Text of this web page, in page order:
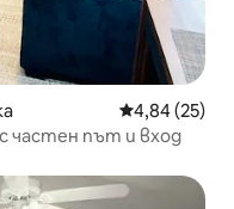
Средна
4,84 (25)
частен път и вход